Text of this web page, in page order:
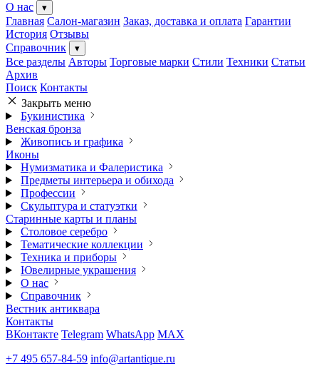
О нас
▾
Главная Салон-магазин Заказ, доставка и оплата Гарантии
История Отзывы
Справочник
▾
Все разделы Авторы Торговые марки Стили Техники Статьи
Архив
Поиск Контакты
Закрыть меню
Букинистика
Венская бронза
Живопись и графика
Иконы
Нумизматика и Фалеристика
Предметы интерьера и обихода
Профессии
Скульптура и статуэтки
Старинные карты и планы
Столовое серебро
Тематические коллекции
Техника и приборы
Ювелирные украшения
О нас
Справочник
Вестник антиквара
Контакты
ВКонтакте Telegram WhatsApp MAX
+7 495 657-84-59 info@artantique.ru